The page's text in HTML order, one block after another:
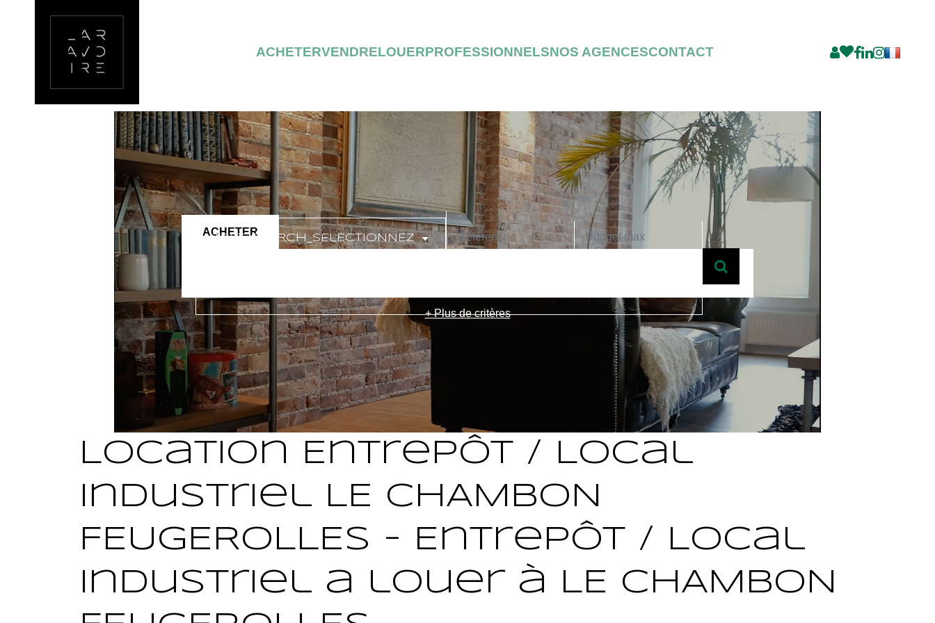
ACHETERVENDRELOUERPROFESSIONNELSNOS AGENCESCONTACT
ACHETER
TEXT_SEARCH_SELECTIONNEZ
+ Plus de critères
Location Entrepôt / Local
industriel LE CHAMBON
FEUGEROLLES - Entrepôt / Local
industriel a louer à LE CHAMBON